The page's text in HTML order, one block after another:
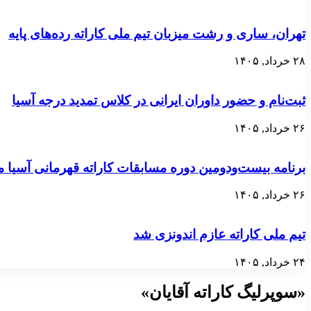
تهران، ساری و رشت میزبان تیم ملی کاراته رده‌های پایه
۲۸ خرداد, ۱۴۰۵
ثبت‌نام و حضور داوران ایرانی در کلاس تمدید درجه آسیا
۲۶ خرداد, ۱۴۰۵
برنامه بیست‌ودومین دوره مسابقات کاراته قهرمانی
۲۶ خرداد, ۱۴۰۵
تیم ملی کاراته عازم اندونزی شد
۲۴ خرداد, ۱۴۰۵
«سوپرلیگ کاراته آقایان»